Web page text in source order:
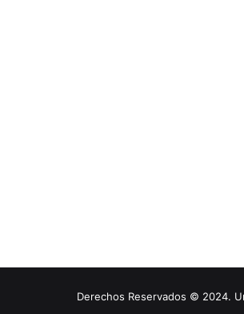
Derechos Reservados © 2024.